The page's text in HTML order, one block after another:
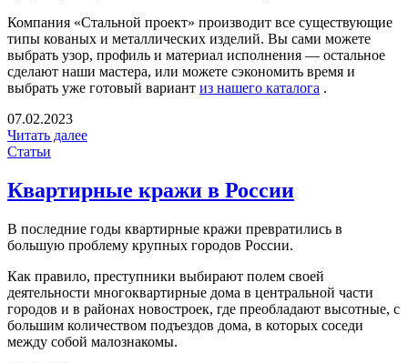
Компания «Стальной проект» производит все существующие
типы кованых и металлических изделий. Вы сами можете
выбрать узор, профиль и материал исполнения — остальное
сделают наши мастера, или можете сэкономить время и
выбрать уже готовый вариант из нашего каталога .
07.02.2023
Читать далее
Статьи
Квартирные кражи в России
В последние годы квартирные кражи превратились в
большую проблему крупных городов России.
Как правило, преступники выбирают полем своей
деятельности многоквартирные дома в центральной части
городов и в районах новостроек, где преобладают высотные, с
большим количеством подъездов дома, в которых соседи
между собой малознакомы.